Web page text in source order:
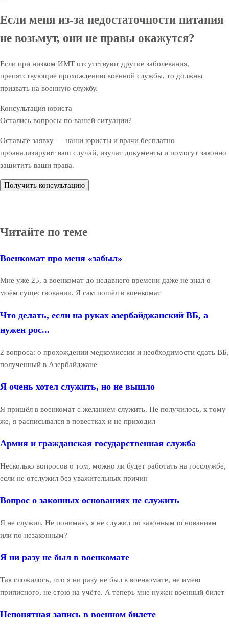
Если меня из-за недостаточности питания
не возьмут, они не правы окажутся?
Если при низком ИМТ отсутствуют другие заболевания,
препятствующие прохождению военной службы, то должны
призвать на военную службу.
Консультация юриста
Остались вопросы по вашей ситуации?
Оставьте заявку — наши юристы и врачи бесплатно
проанализируют ваш случай, изучат документы и помогут законно
защитить ваши права.
Получить консультацию
Читайте по теме
Военкомат про меня «забыл»
Мне уже 25, а военкомат до недавнего времени даже не знал о
моём существовании. Я сам пошёл в военкомат
Что делать, если на руках азербайджанский ВБ, а
нужен рос...
2 вопроса: о прохождении медкомиссии и необходимости сдать ВБ,
полученный в Азербайджане
Я очень хотел служить, но не вышло
Я пришёл в военкомат с желанием служить. Не получилось, к тому
же, я расписывался в повестках и не приходил
Армия и гражданская государственная служба
Несколько вопросов о том, можно ли будет работать на госслужбе,
если не отслужил без уважительных причин
Вопрос о законных основаниях не служить
Я не служил. Не понимаю, я не служил по законным основаниям
или по незаконным?
Я ни разу не был в военкомате
Так сложилось, что я ни разу не был в военкомате, не имею
приписного, не стою на учёте. А теперь мне нужен военный билет
Непонятная запись в военном билете